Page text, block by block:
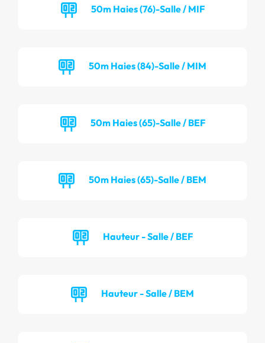
50m Haies (76)-Salle / MIF
50m Haies (84)-Salle / MIM
50m Haies (65)-Salle / BEF
50m Haies (65)-Salle / BEM
Hauteur - Salle / BEF
Hauteur - Salle / BEM